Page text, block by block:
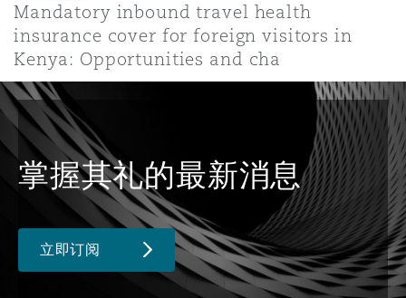
Mandatory inbound travel health
insurance cover for foreign visitors in
Kenya: Opportunities and cha
掌握其礼的最新消息
立即订阅